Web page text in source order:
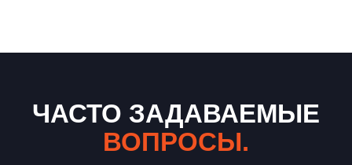
ЧАСТО ЗАДАВАЕМЫЕ
ВОПРОСЫ.